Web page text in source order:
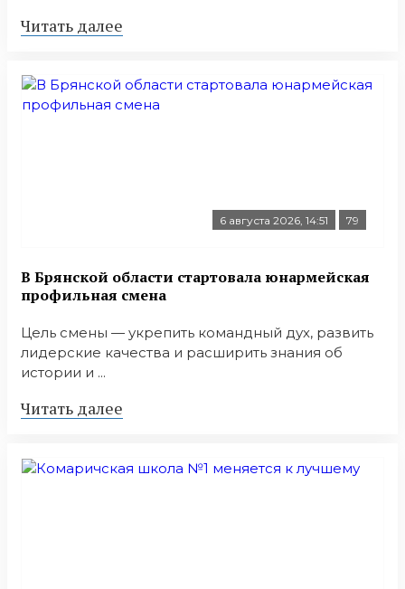
Читать далее
6 августа 2026, 14:51 79
В Брянской области стартовала юнармейская
профильная смена
Цель смены — укрепить командный дух, развить
лидерские качества и расширить знания об
истории и ...
Читать далее